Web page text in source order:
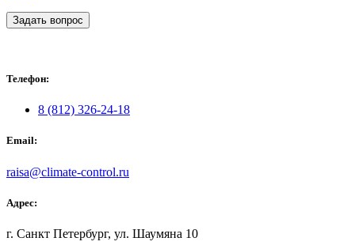
Задать вопрос
Телефон:
8 (812) 326-24-18
Email:
raisa@climate-control.ru
Адрес:
г. Санкт Петербург, ул. Шаумяна 10